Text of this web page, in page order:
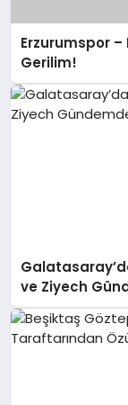
Erzurumspor
Gerilim!
ve Ziyech